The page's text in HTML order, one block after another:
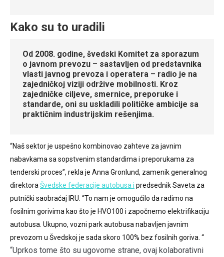
Kako su to uradili
Od 2008. godine, švedski Komitet za sporazum
o javnom prevozu – sastavljen od predstavnika
vlasti javnog prevoza i operatera – radio je na
zajedničkoj viziji održive mobilnosti. Kroz
zajedničke ciljeve, smernice, preporuke i
standarde, oni su uskladili političke ambicije sa
praktičnim industrijskim rešenjima.
“Naš sektor je uspešno kombinovao zahteve za javnim
nabavkama sa sopstvenim standardima i preporukama za
tenderski proces”, rekla je Anna Gronlund, zamenik generalnog
direktora Švedske federacije autobusa i predsednik Saveta za
putnički saobraćaj IRU. “To nam je omogućilo da radimo na
fosilnim gorivima kao što je HVO100 i započnemo elektrifikaciju
autobusa. Ukupno, vozni park autobusa nabavljen javnim
prevozom u Švedskoj je sada skoro 100% bez fosilnih goriva. “
“Uprkos tome što su ugovorne strane, ovaj kolaborativni